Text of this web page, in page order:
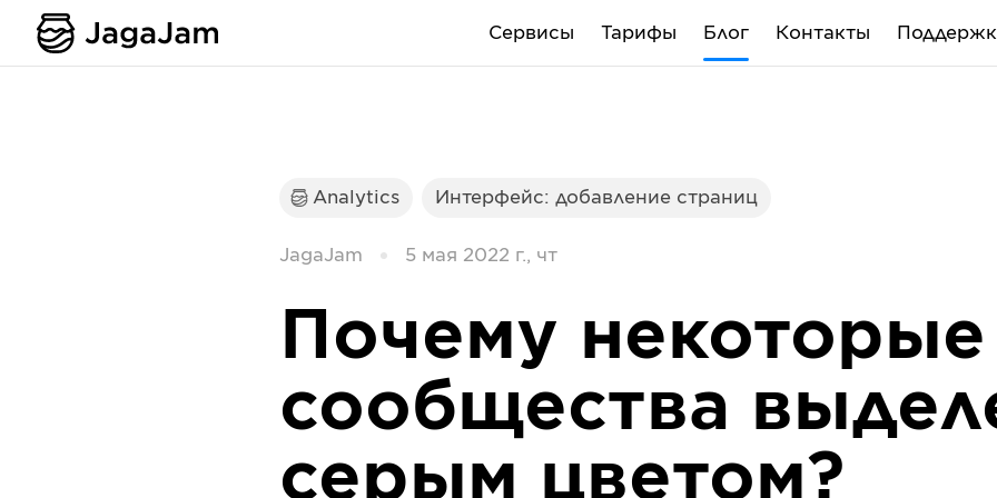
Сервисы Тарифы Блог Контакты
Analytics Интерфейс: добавление страниц
JagaJam 5 мая 2022 г., чт
Почему некоторые
сообщества
серым цветом?